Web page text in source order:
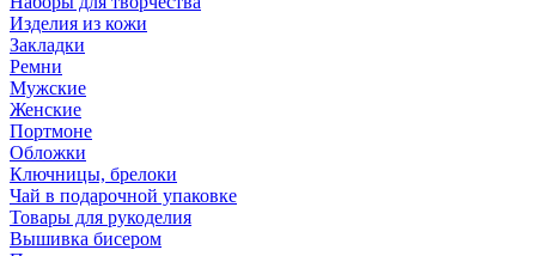
Изделия из кожи
Закладки
Ремни
Мужские
Женские
Портмоне
Обложки
Ключницы, брелоки
Чай в подарочной упаковке
Товары для рукоделия
Вышивка бисером